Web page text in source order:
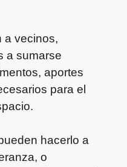
a vecinos,
a sumarse
aportes
para el
hacerlo a
o